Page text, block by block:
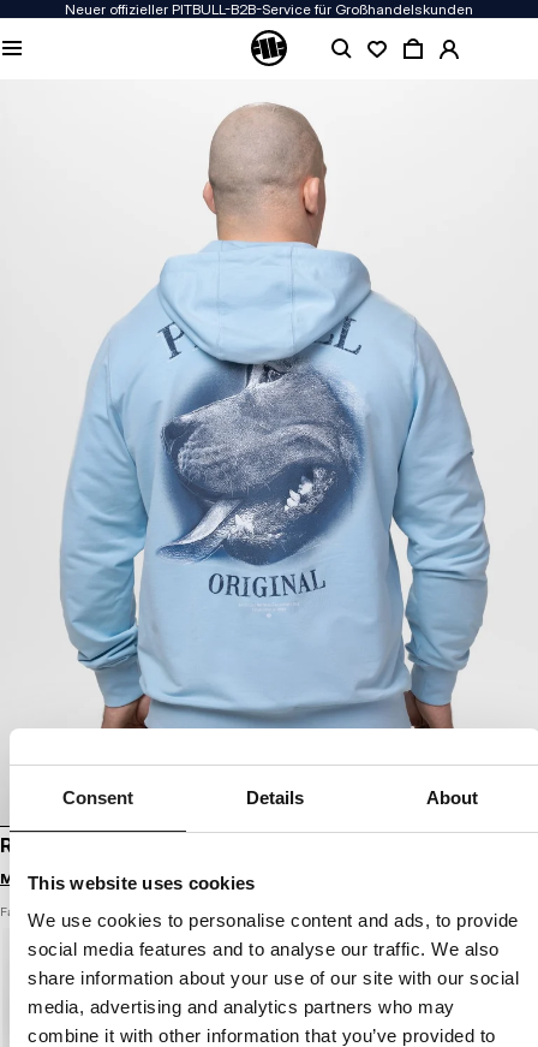
Consent Details About
This website uses cookies
We use cookies to personalise content and ads, to provide
social media features and to analyse our traffic. We also
share information about your use of our site with our social
media, advertising and analytics partners who may
combine it with other information that you’ve provided to
Neuer offizieller PITBULL-B2B-Service für Großhandelskunden
REISSVERSCHLUSS-HOODIE MIDNIGHT
Melde dich an, um Preise zu sehen
Farbe: eisblau